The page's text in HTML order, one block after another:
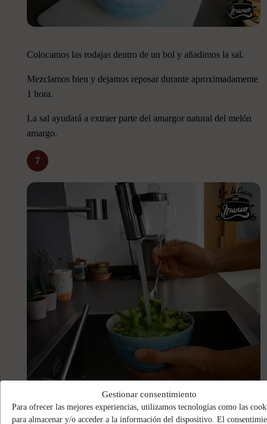
Gestionar consentimiento
Para ofrecer las mejores experiencias, utilizamos tecnologías como las
para almacenar y/o acceder a la información del dispositivo. El
Colocamos las rodajas dentro de un bol y añadimos la sal.
Mezclamos bien y dejamos reposar durante aproximadamente
1 hora.
La sal ayudará a extraer parte del amargor natural del melón
amargo.
7
Pasado el tiempo de reposo, enjuagamos bien las rodajas bajo